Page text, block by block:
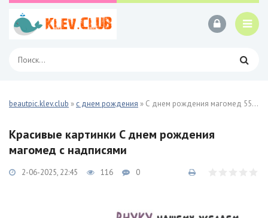
beautpic.klev.club » с днем рождения » С днем рождения магомед 55 фото
Красивые картинки С днем рождения
магомед с надписями
2-06-2025, 22:45 116 0